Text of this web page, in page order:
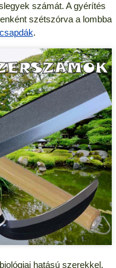
számát. A gyérítés
szétszórva a lombba
.
hatású szerekkel.